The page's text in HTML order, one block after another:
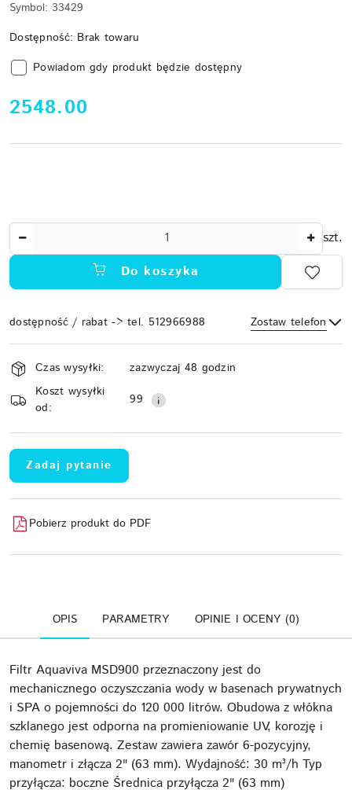
Symbol: 33429
Dostępność: Brak towaru
Powiadom gdy produkt będzie dostępny
cena:
2548.00
szt.
Do koszyka
dostępność / rabat -> tel. 512966988 Zostaw telefon
Wyślij
Dostępność
i
dostawa
Czas wysyłki:
zazwyczaj 48 godzin
Koszt wysyłki
od:
99
Zadaj pytanie
Pobierz produkt do PDF
OPIS PARAMETRY OPINIE I OCENY (0)
Filtr Aquaviva MSD900 przeznaczony jest do
mechanicznego oczyszczania wody w basenach prywatnych
i SPA o pojemności do 120 000 litrów. Obudowa z włókna
szklanego jest odporna na promieniowanie UV, korozję i
chemię basenową. Zestaw zawiera zawór 6-pozycyjny,
manometr i złącza 2" (63 mm). Wydajność: 30 m³/h Typ
przyłącza: boczne Średnica przyłącza 2" (63 mm)